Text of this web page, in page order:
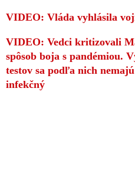
VIDEO: Vláda vyhlásila
VIDEO: Vedci kritizovali
spôsob boja s pandémiou.
testov sa podľa nich
infekčný